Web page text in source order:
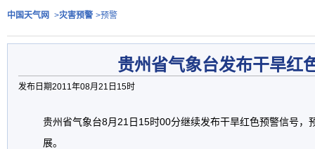
中国天气网 >灾害预警 >预警
贵州省气象台发布干旱红
发布日期2011年08月21日15时
贵州省气象台8月21日15时00分继续发布干旱红色预警信号，
展。